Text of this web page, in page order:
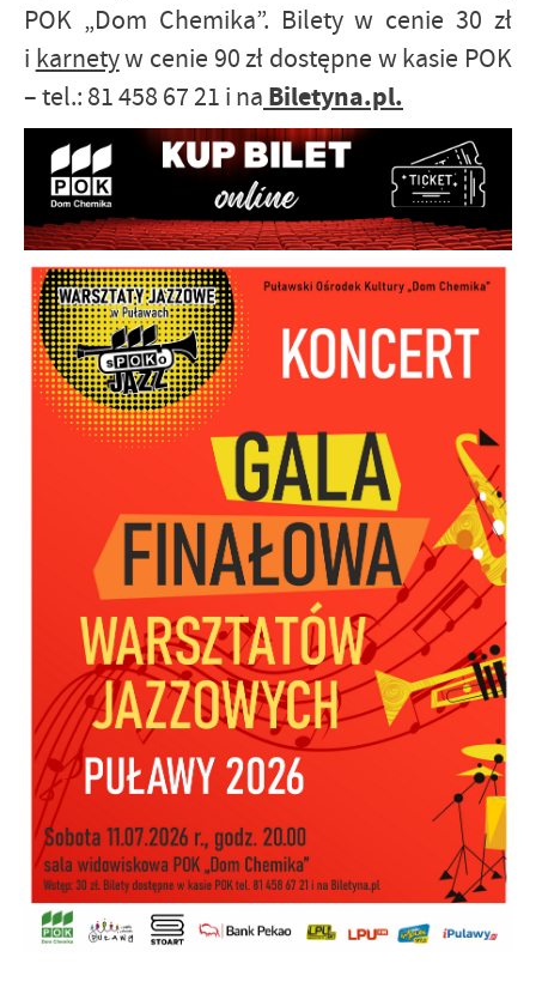
POK „Dom Chemika”. Bilety w cenie 30 zł
i karnetyw cenie 90 zł dostępne w kasie POK
– tel.: 81 458 67 21 i na Biletyna.pl.